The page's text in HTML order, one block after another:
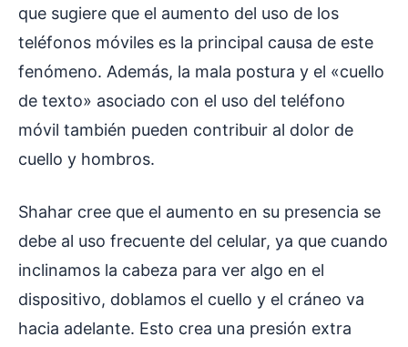
que sugiere que el aumento del uso de los
teléfonos móviles es la principal causa de este
fenómeno. Además, la mala postura y el «cuello
de texto» asociado con el uso del teléfono
móvil también pueden contribuir al dolor de
cuello y hombros.
Shahar cree que el aumento en su presencia se
debe al uso frecuente del celular, ya que cuando
inclinamos la cabeza para ver algo en el
dispositivo, doblamos el cuello y el cráneo va
hacia adelante. Esto crea una presión extra